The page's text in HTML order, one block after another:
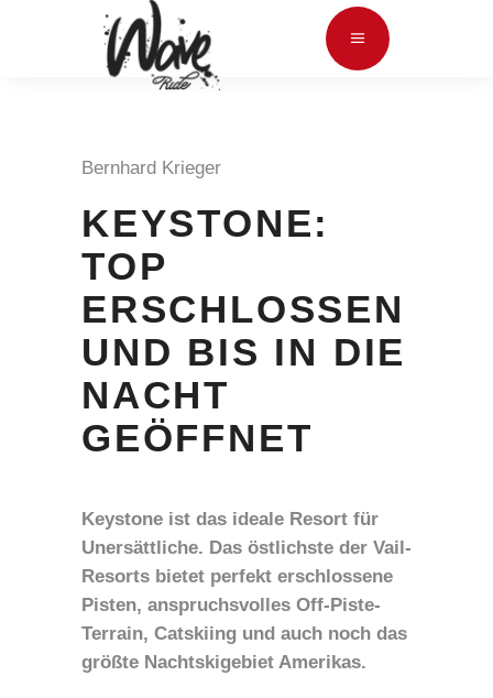
Bernhard Krieger
KEYSTONE:
TOP
ERSCHLOSSEN
UND BIS IN DIE
NACHT
GEÖFFNET
Keystone ist das ideale Resort für
Unersättliche. Das östlichste der Vail-
Resorts bietet perfekt erschlossene
Pisten, anspruchsvolles Off-Piste-
Terrain, Catskiing und auch noch das
größte Nachtskigebiet Amerikas.